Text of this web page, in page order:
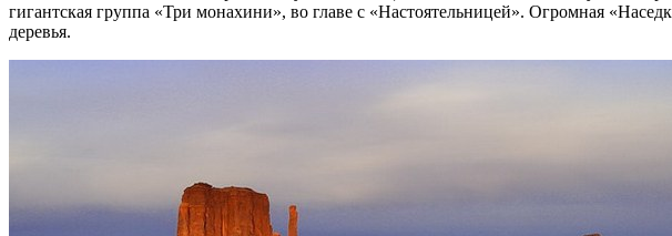
гигантская группа «Три монахини», во главе с «Настоятельницей». Огромная
деревья.